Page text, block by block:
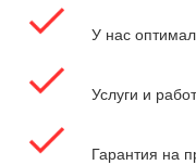
У нас
Услуги и
Гарантия на